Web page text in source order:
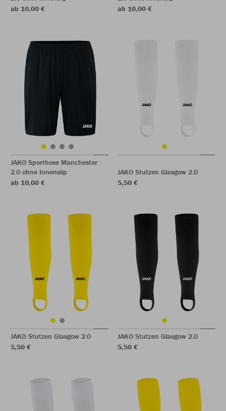
ab 10,00 €
ab 10,00 €
JAKO Sporthose Manchester
2.0 ohne Innenslip
ab 10,00 €
JAKO Stutzen Glasgow 2.0
5,50 €
JAKO Stutzen Glasgow 2.0
5,50 €
JAKO Stutzen Glasgow 2.0
5,50 €